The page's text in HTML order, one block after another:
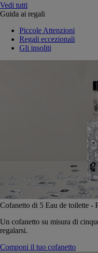
Vedi tutti
Guida ai regali
Piccole Attenzioni
Regali eccezionali
Gli insoliti
Cofanetto di 5 Eau de toilette -
Un cofanetto su misura di
regalarsi.
Componi il tuo cofanetto